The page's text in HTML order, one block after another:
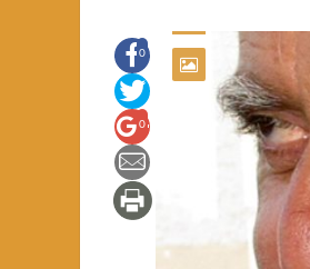
0
0